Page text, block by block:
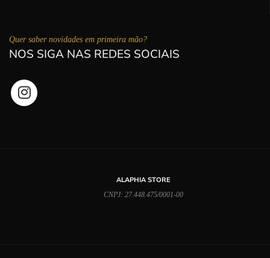
Quer saber novidades em primeira mão?
NOS SIGA NAS REDES SOCIAIS
ALAPHIA STORE
CNPJ: 27.448.475/0001-00